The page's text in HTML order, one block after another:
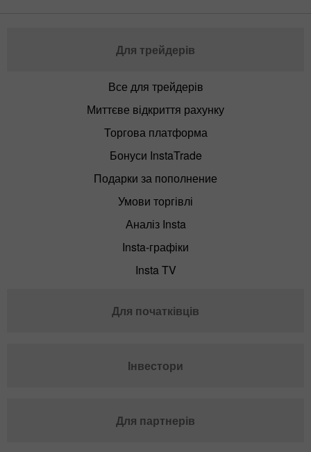
Для трейдерів
Все для трейдерів
Миттєве відкриття рахунку
Торгова платформа
Бонуси InstaTrade
Подарки за пополнение
Умови торгівлі
Аналіз Insta
Insta-графіки
Insta TV
Для початківців
Інвестори
Для партнерів